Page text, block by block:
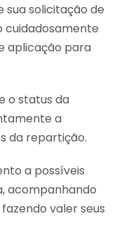
sua solicitação de
cuidadosamente
aplicação para
o status da
a
da repartição.
a possíveis
acompanhando
valer seus